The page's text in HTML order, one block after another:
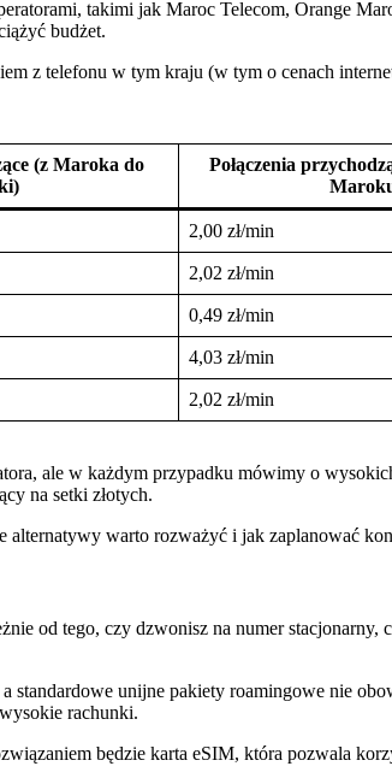
takimi jak Maroc Telecom, Orange
budżet.
z telefonu w tym kraju (w tym o cenach
(z Maroka do
Połączenia
2,00 zł/min
2,02 zł/min
0,49 zł/min
4,03 zł/min
2,02 zł/min
ale w każdym przypadku mówimy o
na setki złotych.
warto rozważyć i jak zaplanować
od tego, czy dzwonisz na numer
unijne pakiety roamingowe nie
rachunki.
będzie karta eSIM, która pozwala